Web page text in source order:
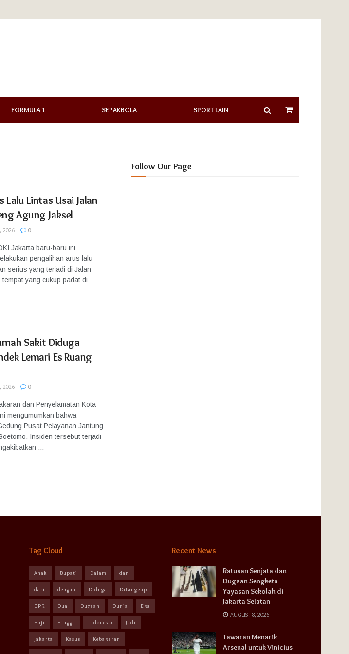
FORMULA 1 SEPAKBOLA SPORT LAIN
Lalu Lintas Usai Jalan
Agung Jaksel
2026 0
Jakarta baru-baru ini
pengalihan arus lalu
serius yang terjadi di Jalan
yang cukup padat di
Sakit Diduga
Lemari Es Ruang
2026 0
dan Penyelamatan Kota
mengumumkan bahwa
Pusat Pelayanan Jantung
Insiden tersebut terjadi
...
Follow Our Page
Tag Cloud
Anak Bupati Dalam dan
dari dengan Diduga Ditangkap
DPR Dua Dugaan Dunia Eks
Haji Hingga Indonesia Jadi
Jakarta Kasus Kebakaran
Recent News
Ratusan Senjata dan
Dugaan Sengketa
Yayasan Sekolah di
Jakarta Selatan
AUGUST 8, 2026
Tawaran Menarik
Arsenal untuk Vinicius